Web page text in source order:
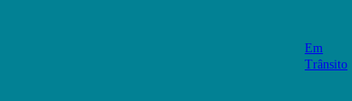
Em
Trânsito